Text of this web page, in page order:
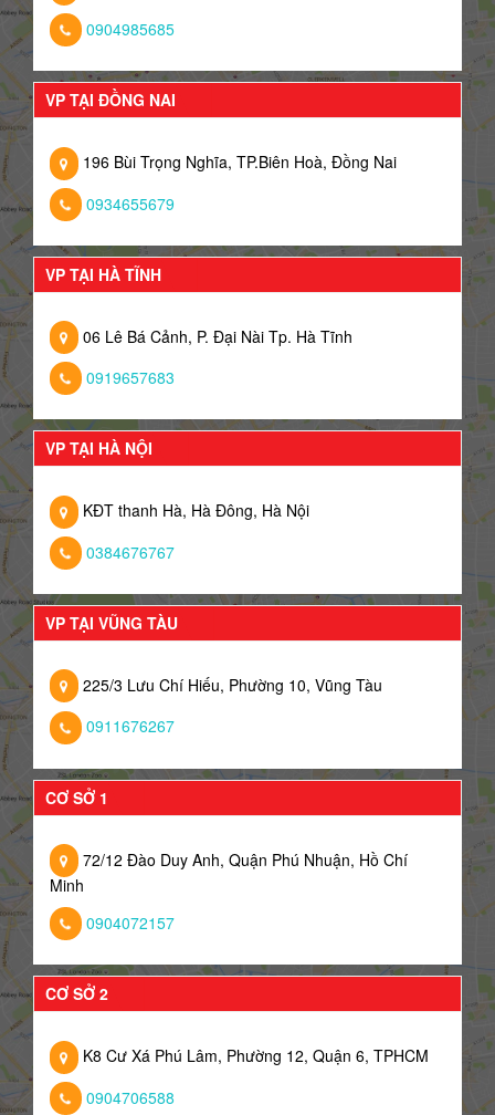
0904985685
VP TẠI ĐỒNG NAI
196 Bùi Trọng Nghĩa, TP.Biên Hoà, Đồng Nai
0934655679
VP TẠI HÀ TĨNH
06 Lê Bá Cảnh, P. Đại Nài Tp. Hà Tĩnh
0919657683
VP TẠI HÀ NỘI
KĐT thanh Hà, Hà Đông, Hà Nội
0384676767
VP TẠI VŨNG TÀU
225/3 Lưu Chí Hiếu, Phường 10, Vũng Tàu
0911676267
CƠ SỞ 1
72/12 Đào Duy Anh, Quận Phú Nhuận, Hồ Chí
Minh
0904072157
CƠ SỞ 2
K8 Cư Xá Phú Lâm, Phường 12, Quận 6, TPHCM
0904706588